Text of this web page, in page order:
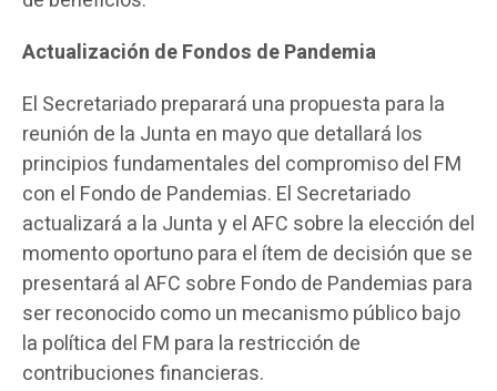
Actualización de Fondos de Pandemia
El Secretariado preparará una propuesta para la
reunión de la Junta en mayo que detallará los
principios fundamentales del compromiso del FM
con el Fondo de Pandemias. El Secretariado
actualizará a la Junta y el AFC sobre la elección del
momento oportuno para el ítem de decisión que se
presentará al AFC sobre Fondo de Pandemias para
ser reconocido como un mecanismo público bajo
la política del FM para la restricción de
contribuciones financieras.